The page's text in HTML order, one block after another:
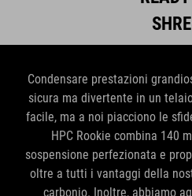
Condensare prestazioni
sicura ma divertente in un
facile, ma a noi piacciono le
HPC Rookie combina 140
sospensione perfezionata e
oltre a tutti i vantaggi della
carbonio. Inoltre, abbiamo